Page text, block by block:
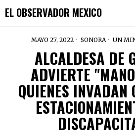
EL OBSERVADOR MEXICO
MAYO 27, 2022 SONORA UN
ALCALDESA DE
ADVIERTE
QUIENES INVADAN